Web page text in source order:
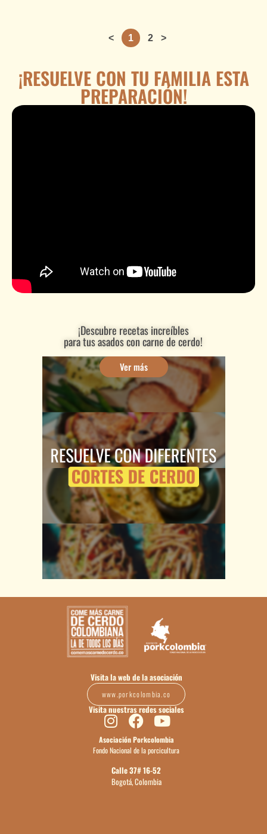
< 1 2 >
¡RESUELVE CON TU FAMILIA ESTA
PREPARACIÓN!
¡Descubre recetas increíbles
para tus asados con carne de cerdo!
Ver más
Visita la web de la asociación
www.porkcolombia.co
Visita nuestras redes sociales
Asociación Porkcolombia
Fondo Nacional de la porcicultura
Calle 37# 16-52
Bogotá, Colombia